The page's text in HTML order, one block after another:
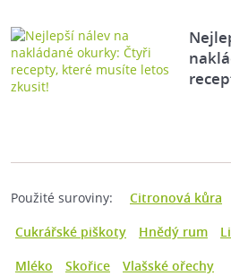
Použité suroviny: Citronová kůra
Cukrářské piškoty
Hnědý rum
Mléko
Skořice Vlašské ořechy